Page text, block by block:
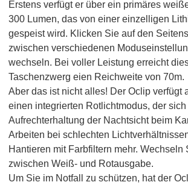
Erstens verfügt er über ein primäres
300 Lumen, das von einer einzelligen
gespeist wird. Klicken Sie auf den
zwischen verschiedenen
wechseln. Bei voller Leistung erreicht
Taschenzwerg eien Reichweite von 70m.
Aber das ist nicht alles! Der Oclip verfügt
einen integrierten Rotlichtmodus, der
Aufrechterhaltung der Nachtsicht beim
Arbeiten bei schlechten
Hantieren mit Farbfiltern mehr. Wechseln
zwischen Weiß- und Rotausgabe.
Um Sie im Notfall zu schützen, hat der